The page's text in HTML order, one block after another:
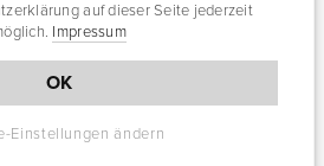
auf dieser Seite jederzeit
Impressum
OK
Einstellungen ändern